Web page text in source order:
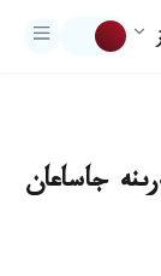
جاساعان